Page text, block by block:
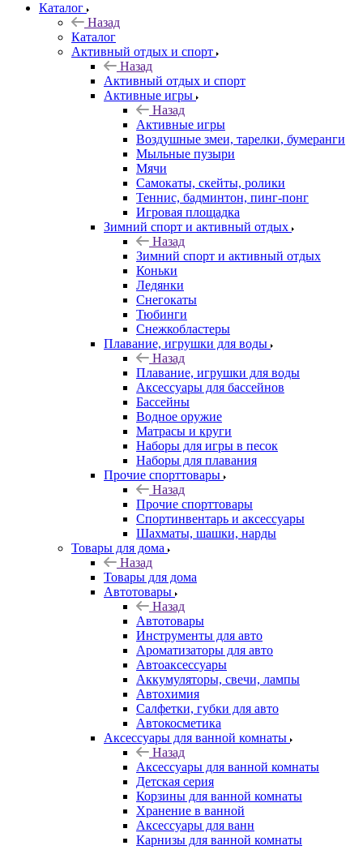
Каталог
Назад
Каталог
Активный отдых и спорт
Назад
Активный отдых и спорт
Активные игры
Назад
Активные игры
Воздушные змеи, тарелки, бумеранги
Мыльные пузыри
Мячи
Самокаты, скейты, ролики
Теннис, бадминтон, пинг-понг
Игровая площадка
Зимний спорт и активный отдых
Назад
Зимний спорт и активный отдых
Коньки
Ледянки
Снегокаты
Тюбинги
Снежкобластеры
Плавание, игрушки для воды
Назад
Плавание, игрушки для воды
Аксессуары для бассейнов
Бассейны
Водное оружие
Матрасы и круги
Наборы для игры в песок
Наборы для плавания
Прочие спорттовары
Назад
Прочие спорттовары
Спортинвентарь и аксессуары
Шахматы, шашки, нарды
Товары для дома
Назад
Товары для дома
Автотовары
Назад
Автотовары
Инструменты для авто
Ароматизаторы для авто
Автоаксессуары
Аккумуляторы, свечи, лампы
Автохимия
Салфетки, губки для авто
Автокосметика
Аксессуары для ванной комнаты
Назад
Аксессуары для ванной комнаты
Детская серия
Корзины для ванной комнаты
Хранение в ванной
Аксессуары для ванн
Карнизы для ванной комнаты